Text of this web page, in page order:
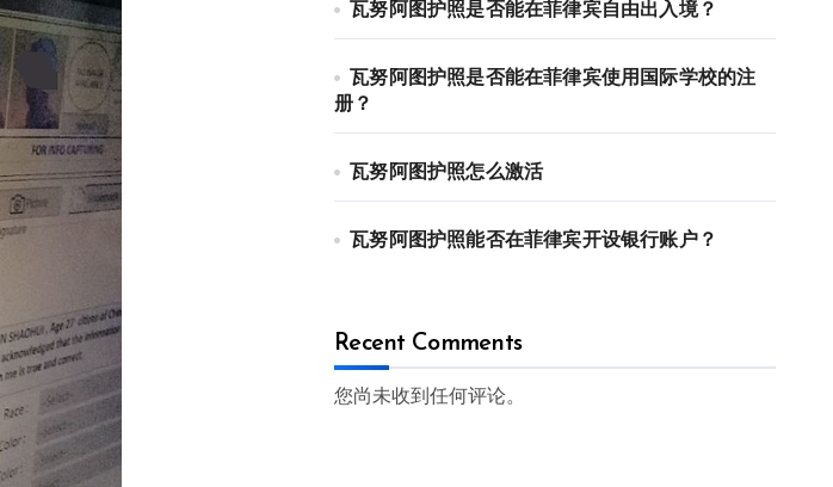
瓦努阿图护照是否能在菲律宾自由出入境？
瓦努阿图护照是否能在菲律宾使用国际学校的注
册？
瓦努阿图护照怎么激活
瓦努阿图护照能否在菲律宾开设银行账户？
Recent Comments
您尚未收到任何评论。